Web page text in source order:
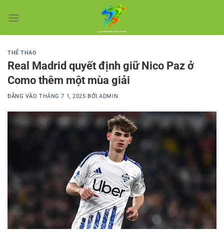
qua
THỂ THAO
Real Madrid quyết định giữ Nico Paz ở
Como thêm một mùa giải
ĐĂNG VÀOTHÁNG 7 1, 2025 BỞIADMIN